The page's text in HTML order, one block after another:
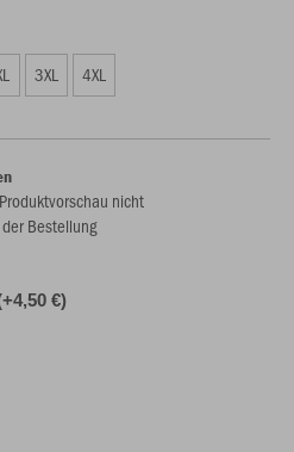
3XL 4XL
nicht
Bestellung
€)